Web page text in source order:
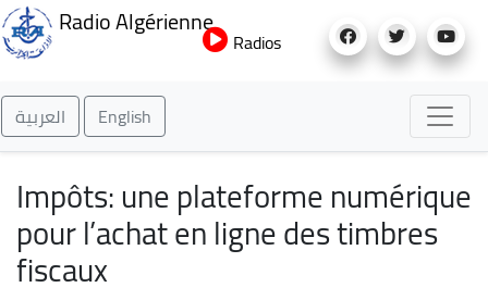
au
Radio Algérienne
Radios
العربية English
Impôts: une plateforme numérique
pour l’achat en ligne des timbres
fiscaux